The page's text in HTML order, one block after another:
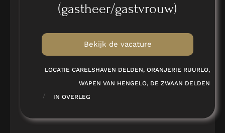
(gastheer/gastvrouw)
Bekijk de vacature
LOCATIE CARELSHAVEN DELDEN, ORANJERIE RUURLO,
WAPEN VAN HENGELO, DE ZWAAN DELDEN
/ IN OVERLEG